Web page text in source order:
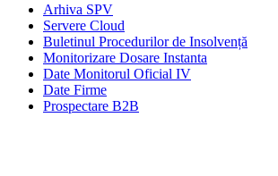
Arhiva SPV
Servere Cloud
Buletinul Procedurilor de Insolvență
Monitorizare Dosare Instanta
Date Monitorul Oficial IV
Date Firme
Prospectare B2B